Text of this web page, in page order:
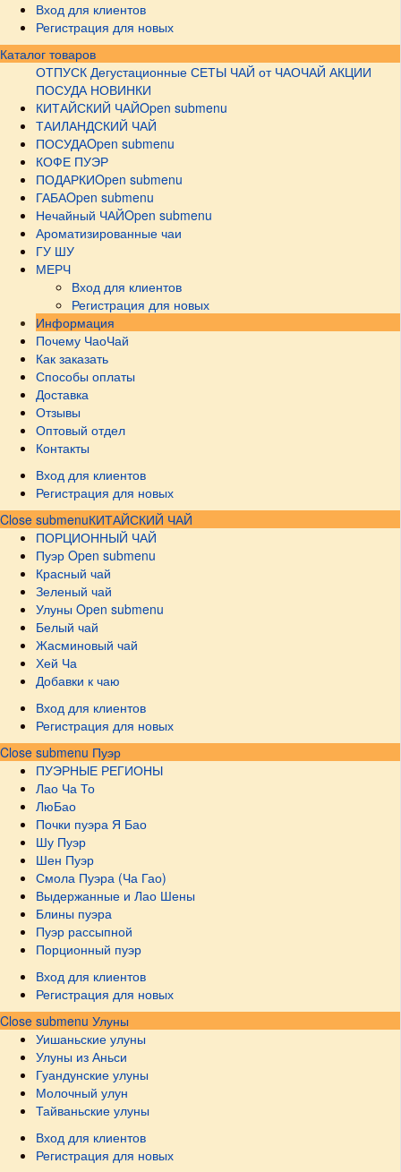
Вход для клиентов
Регистрация для новых
Каталог товаров
ОТПУСК Дегустационные СЕТЫ ЧАЙ от ЧАОЧАЙ АКЦИИ
ПОСУДА НОВИНКИ
КИТАЙСКИЙ ЧАЙOpen submenu
ТАИЛАНДСКИЙ ЧАЙ
ПОСУДАOpen submenu
КОФЕ ПУЭР
ПОДАРКИOpen submenu
ГАБАOpen submenu
Нечайный ЧАЙOpen submenu
Ароматизированные чаи
ГУ ШУ
МЕРЧ
Вход для клиентов
Регистрация для новых
Информация
Почему ЧаоЧай
Как заказать
Способы оплаты
Доставка
Отзывы
Оптовый отдел
Контакты
Вход для клиентов
Регистрация для новых
Close submenuКИТАЙСКИЙ ЧАЙ
ПОРЦИОННЫЙ ЧАЙ
Пуэр Open submenu
Красный чай
Зеленый чай
Улуны Open submenu
Белый чай
Жасминовый чай
Хей Ча
Добавки к чаю
Вход для клиентов
Регистрация для новых
Close submenu Пуэр
ПУЭРНЫЕ РЕГИОНЫ
Лао Ча То
ЛюБао
Почки пуэра Я Бао
Шу Пуэр
Шен Пуэр
Смола Пуэра (Ча Гао)
Выдержанные и Лао Шены
Блины пуэра
Пуэр рассыпной
Порционный пуэр
Вход для клиентов
Регистрация для новых
Close submenu Улуны
Уишаньские улуны
Улуны из Аньси
Гуандунские улуны
Молочный улун
Тайваньские улуны
Вход для клиентов
Регистрация для новых